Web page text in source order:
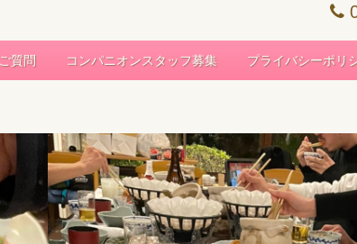
質問 コンパニオンスタッフ募集 プライバシーポリ